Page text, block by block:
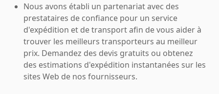
Nous avons établi un partenariat avec des
prestataires de confiance pour un service
d'expédition et de transport afin de vous aider à
trouver les meilleurs transporteurs au meilleur
prix. Demandez des devis gratuits ou obtenez
des estimations d'expédition instantanées sur les
sites Web de nos fournisseurs.